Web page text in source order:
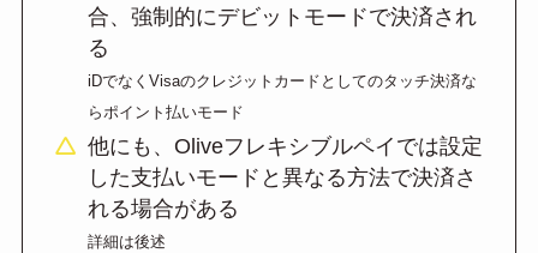
合、強制的にデビットモードで決済され
る
iDでなくVisaのクレジットカードとしてのタッチ決済な
らポイント払いモード
他にも、Oliveフレキシブルペイでは設定
した支払いモードと異なる方法で決済さ
れる場合がある
詳細は後述